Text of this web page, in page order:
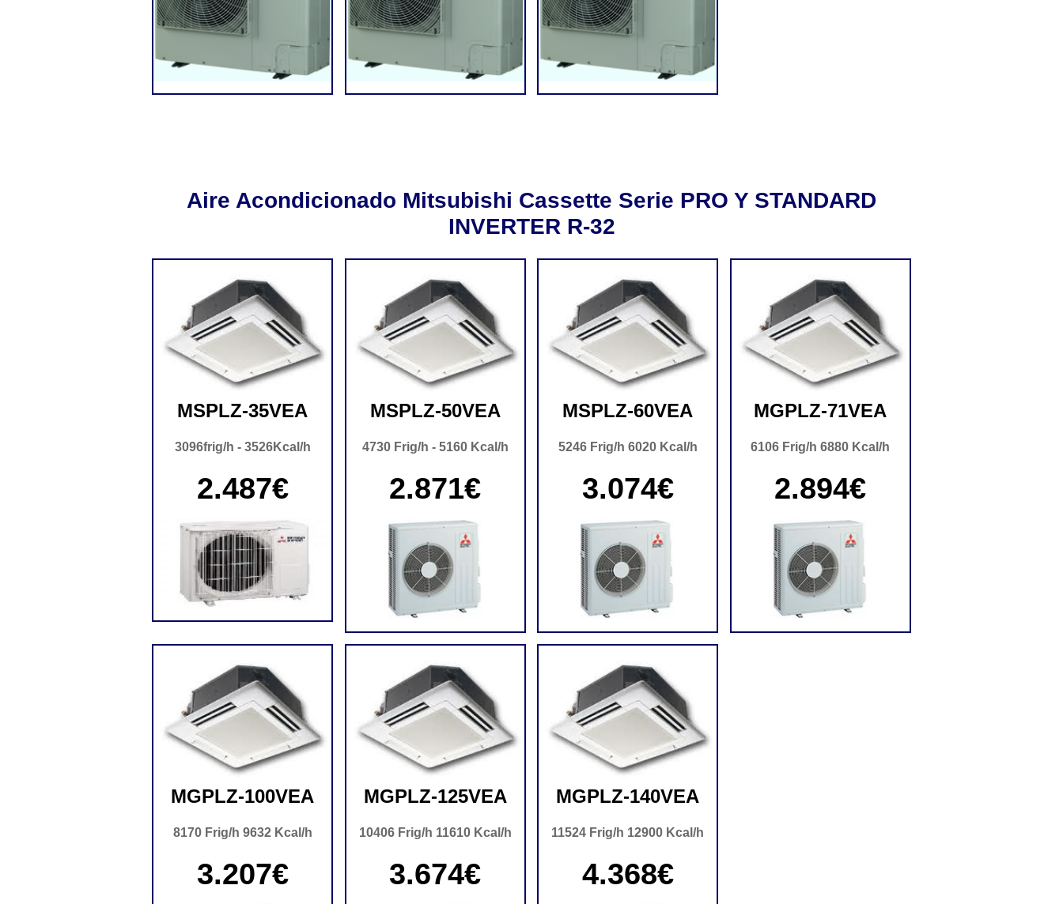
Aire Acondicionado Mitsubishi Cassette Serie PRO Y STANDARD
INVERTER R-32
MSPLZ-35VEA
3096frig/h - 3526Kcal/h
2.487€
MSPLZ-50VEA
4730 Frig/h - 5160 Kcal/h
2.871€
MSPLZ-60VEA
5246 Frig/h 6020 Kcal/h
3.074€
MGPLZ-71VEA
6106 Frig/h 6880 Kcal/h
2.894€
MGPLZ-100VEA
8170 Frig/h 9632 Kcal/h
3.207€
MGPLZ-125VEA
10406 Frig/h 11610 Kcal/h
3.674€
MGPLZ-140VEA
11524 Frig/h 12900 Kcal/h
4.368€